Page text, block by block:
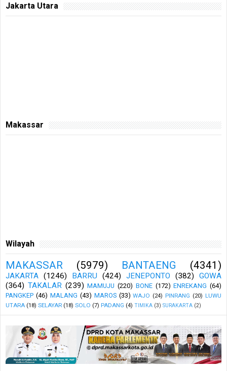
Jakarta Utara
Makassar
Wilayah
MAKASSAR (5979) BANTAENG (4341)
JAKARTA (1246) BARRU (424) JENEPONTO (382)
GOWA
(364) TAKALAR (239) MAMUJU (220) BONE (172) ENREKANG (64)
PANGKEP (46) MALANG (43) MAROS (33) WAJO (24) PINRANG (20) LUWU
UTARA (18) SELAYAR (18) SOLO (7) PADANG (4) TIMIKA (3) SURAKARTA (2)